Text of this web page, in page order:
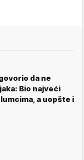
da ne
Bio najveći
a uopšte i